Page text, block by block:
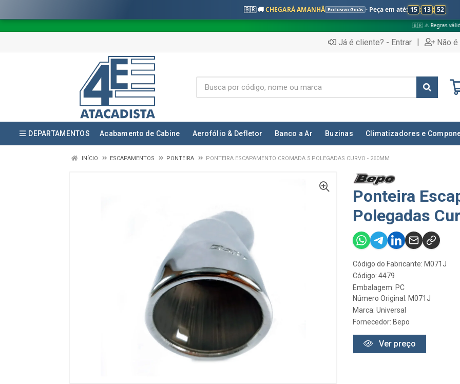
🇧🇷 🚚CHEGARÁ AMANHÃ Exclusivo Goiás - Peça em até: 15 : 13 : 50
🇧🇷 ⚠️ Regras válidas apenas para:
Já é cliente? - Entrar | Não
DEPARTAMENTOS Acabamento de Cabine Aerofólio & Defletor Banco a Ar Buzinas Climatizadores e
INÍCIO ESCAPAMENTOS PONTEIRA PONTEIRA ESCAPAMENTO CROMADA 5 POLEGADAS CURVO - 260MM
Ponteira
Polegadas
Código do Fabricante: M071J
Código: 4479
Embalagem: PC
Número Original: M071J
Marca: Universal
Fornecedor: Bepo
Ver preço